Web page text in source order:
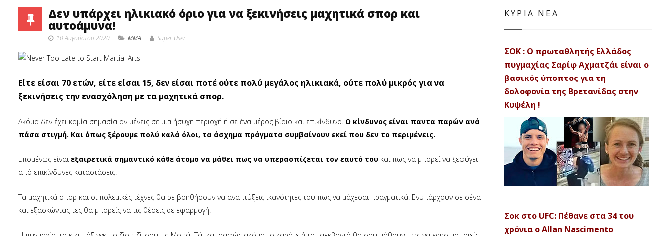
Δεν υπάρχει ηλικιακό όριο για να ξεκινήσεις μαχητικά σπορ και
αυτοάμυνα!
10 Αυγούστου 2020 MMA Super User
Είτε είσαι 70 ετών, είτε είσαι 15, δεν είσαι ποτέ ούτε πολύ μεγάλος ηλικιακά, ούτε πολύ μικρός για να
ξεκινήσεις την ενασχόληση με τα μαχητικά σπορ.
Aκόμα δεν έχει καμία σημασία αν μένεις σε μια ήσυχη περιοχή ή σε ένα μέρος βίαιο και επικίνδυνο. Ο κίνδυνος είναι παντα παρών ανά
πάσα στιγμή. Και όπως ξέρουμε πολύ καλά όλοι, τα άσχημα πράγματα συμβαίνουν εκεί που δεν το περιμένεις.
Επομένως είναι εξαιρετικά σημαντικό κάθε άτομο να μάθει πως να υπερασπίζεται τον εαυτό του και πως να μπορεί να ξεφύγει
από επικίνδυνες καταστάσεις.
Τα μαχητικά σπορ και οι πολεμικές τέχνες θα σε βοηθήσουν να αναπτύξεις ικανότητες του πως να μάχεσαι πραγματικά. Ενυπάρχουν σε σένα
και εξασκώντας τες θα μπορείς να τις θέσεις σε εφαρμογή.
ΚΥΡΙΑ ΝΕΑ
ΣΟΚ : Ο πρωταθλητής Ελλάδος
πυγμαχίας Σαρίφ Αχματζάι είναι ο
βασικός ύποπτος για τη
δολοφονία της Βρετανίδας στην
Κυψέλη !
Σοκ στο UFC: Πέθανε στα 34 του
χρόνια ο Allan Nascimento